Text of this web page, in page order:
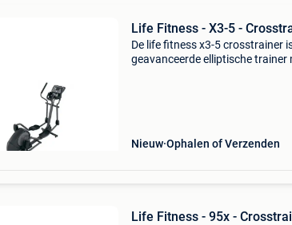
Life Fitness - X3-5 -
De life fitness x3-5 crosstrainer
geavanceerde elliptische trainer
Nieuw Ophalen of Verzenden
Life Fitness - 95x -